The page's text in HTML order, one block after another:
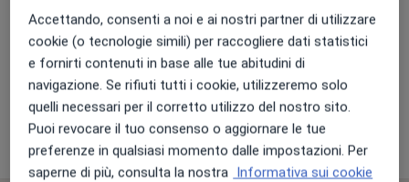
Prenota
+ 176 prestazioni
Come funzionano i prezzi?
Accettando, consenti a noi e ai nostri partner di utilizzare
cookie (o tecnologie simili) per raccogliere dati statistici
e fornirti contenuti in base alle tue abitudini di
navigazione. Se rifiuti tutti i cookie, utilizzeremo solo
quelli necessari per il corretto utilizzo del nostro sito.
Puoi revocare il tuo consenso o aggiornare le tue
preferenze in qualsiasi momento dalle impostazioni. Per
saperne di più, consulta la nostra Informativa sui cookie